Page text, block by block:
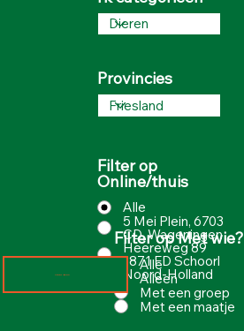
Provincies
Filter op
Online/thuis
Alle
5 Mei Plein, 6703
CD, Wageningen
Heereweg 89
1871 ED Schoorl
Noord-Holland
Filter op Met wie?
Alle
Alleen
Met een groep
Met een maatje